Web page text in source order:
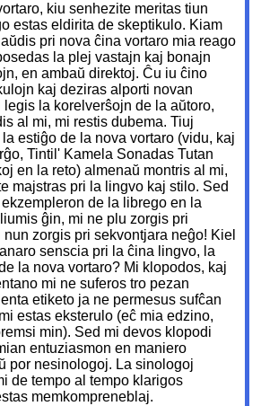
kiu senhezite meritas tiun
estas eldirita de skeptikulo. Kiam
pri nova ĉina vortaro mia reago
la plej vastajn kaj bonajn
en ambaŭ direktoj. Ĉu iu ĉino
kaj deziras alporti novan
legis la korelverŝojn de la aŭtoro,
al mi, mi restis dubema. Tiuj
estiĝo de la nova vortaro (vidu, kaj
Tintil' Kamela Sonadas Tutan
en la reto) almenaŭ montris al mi,
majstras pri la lingvo kaj stilo. Sed
de la librego en la
ĝin, mi ne plu zorgis pri
zorgis pri sekvontjara neĝo! Kiel
senscia pri la ĉina lingvo, la
la nova vortaro? Mi klopodos, kaj
mi ne suferos tro pezan
etiketo ja ne permesus sufĉan
estas eksterulo (eĉ mia edzino,
min). Sed mi devos klopodi
entuziasmon en maniero
por nesinologoj. La sinologoj
de tempo al tempo klarigos
memkompreneblaj.